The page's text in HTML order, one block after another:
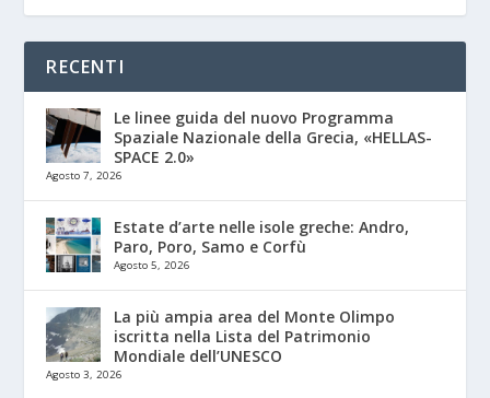
RECENTI
Le linee guida del nuovo Programma
Spaziale Nazionale della Grecia, «HELLAS-
SPACE 2.0»
Agosto 7, 2026
Estate d’arte nelle isole greche: Andro,
Paro, Poro, Samo e Corfù
Agosto 5, 2026
La più ampia area del Monte Olimpo
iscritta nella Lista del Patrimonio
Mondiale dell’UNESCO
Agosto 3, 2026